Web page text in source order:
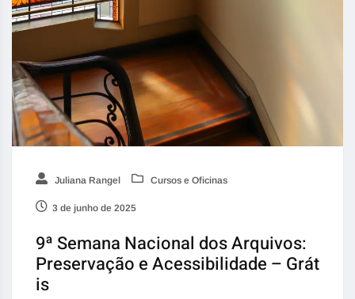
Juliana Rangel Cursos e Oficinas
3 de junho de 2025
9ª Semana Nacional dos Arquivos:
Preservação e Acessibilidade – Grát
is